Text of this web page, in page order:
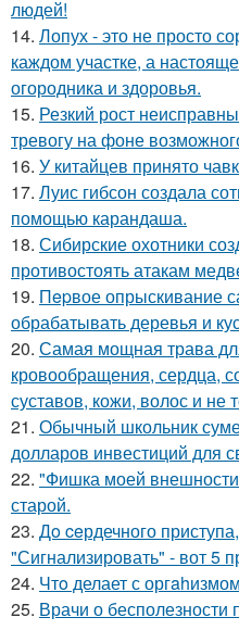
людей!
14. Лопух - это не просто
каждом участке, а
огородника и здоровья.
15. Резкий рост
тревогу на фоне
16. У китайцев принято
17. Луис гибсон создала
помощью карандаша.
18. Сибирские охотники
противостоять атакам
19. Пepвое опрыскивание
обрабатывать деревья и
20. Самая мощная трава
кровообращения, сердца,
суставов, кожи, волос и не
21. Обычный школьник
долларов инвестиций для
22. "Фишка моей
старой.
23. Дo ceрдечного
"Сигнализировать" - вот 5
24. Чтo делает с
25. Врачи о бесполезности